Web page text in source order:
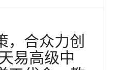
，合众力创
易高级中